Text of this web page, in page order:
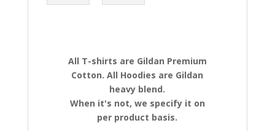
All T-shirts are Gildan Premium
Cotton. All Hoodies are Gildan
heavy blend.
When it's not, we specify it on
per product basis.